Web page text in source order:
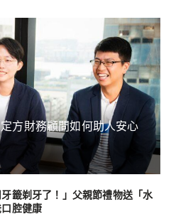
方財務顧問如何助人安心
牙籤剃牙了！」父親節禮物送「水
腔健康